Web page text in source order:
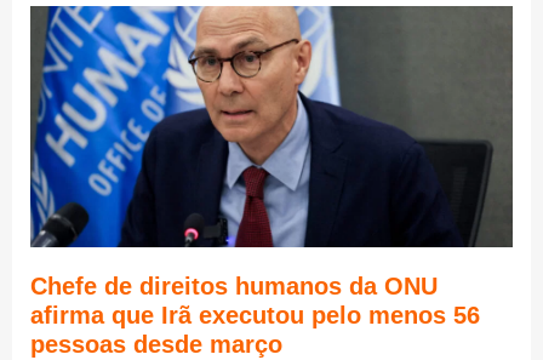
Chefe de direitos humanos da ONU
afirma que Irã executou pelo menos 56
pessoas desde março